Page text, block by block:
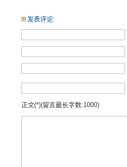
发表评论:
正文(*)(留言最长字数:1000)